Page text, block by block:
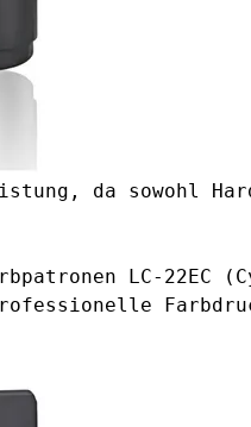
da sowohl
LC-22EC